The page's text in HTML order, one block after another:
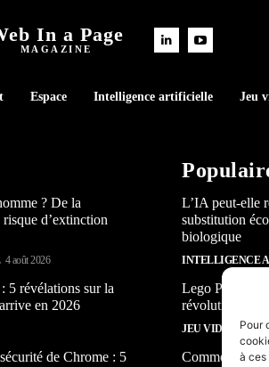
Pour
à ces
In a Page
MAGAZINE
Espace Intelligence artificielle Jeu
? De la
d’extinction
4 août 2026
5 révélations sur la
en 2026
de Chrome : 5
L’IA peut-elle
substitution
biologique
INTELLIGENCE
Lego
révolution
JEU VIDÉO 31
Comment l’IA